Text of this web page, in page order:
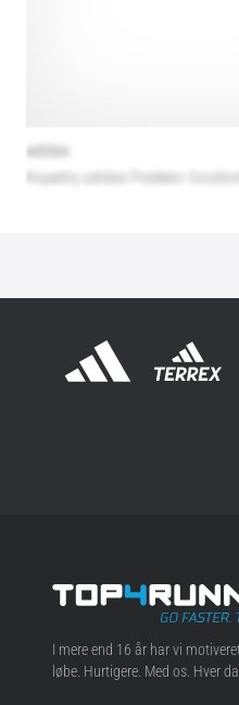
Top4Running.dk
I mere end 16 år har vi
løbe. Hurtigere. Med os. Hver